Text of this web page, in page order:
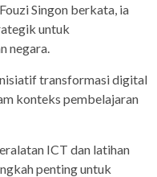
Singon berkata, ia
untuk
negara.
transformasi digital
konteks pembelajaran
ICT dan latihan
penting untuk